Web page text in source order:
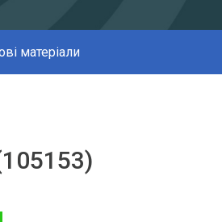
матеріали